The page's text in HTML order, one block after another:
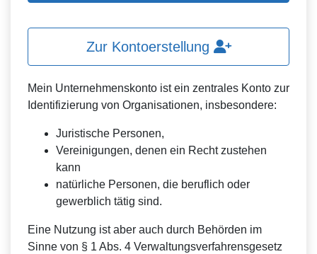
Zur Kontoerstellung
Mein Unternehmenskonto ist ein zentrales Konto zur
Identifizierung von Organisationen, insbesondere:
Juristische Personen,
Vereinigungen, denen ein Recht zustehen
kann
natürliche Personen, die beruflich oder
gewerblich tätig sind.
Eine Nutzung ist aber auch durch Behörden im
Sinne von § 1 Abs. 4 Verwaltungsverfahrensgesetz